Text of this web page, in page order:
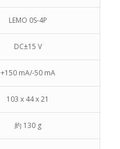
LEMO 0S-4P
DC±15 V
+150 mA/-50 mA
103 x 44 x 21
約 130 g